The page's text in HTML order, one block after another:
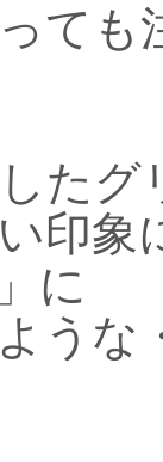
て
たグ
印象
に
うな